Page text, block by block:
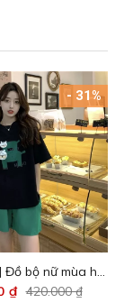
- 31%
Đồ bộ nữ mùa hè
áo thun+quần
₫ 420.000 ₫